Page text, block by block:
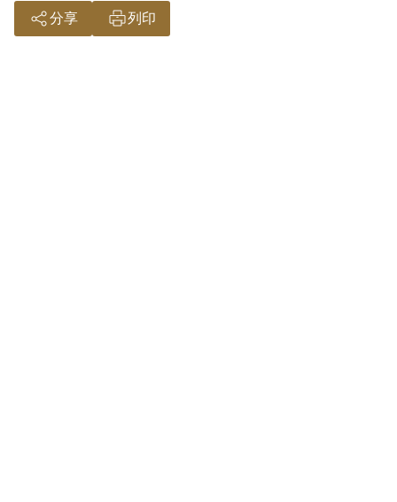
分享 列印